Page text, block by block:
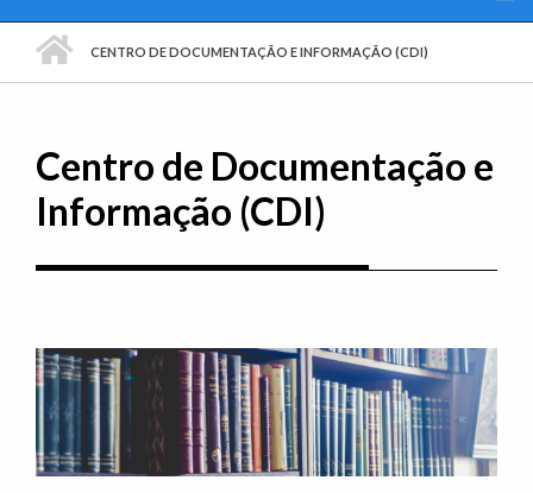
CENTRO DE DOCUMENTAÇÃO E INFORMAÇÃO (CDI)
Centro de Documentação e
Informação (CDI)